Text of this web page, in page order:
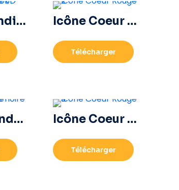
Icône arrondie dégradé bleu Facebook Icône Coeur Rouge – 2
Télécharger
Étoile arrondie noire – icône linéaire Icône Coeur Rouge – 3
Télécharger